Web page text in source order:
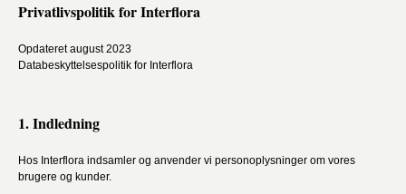
Privatlivspolitik for Interflora
Opdateret august 2023
Databeskyttelsespolitik for Interflora
1. Indledning
Hos Interflora indsamler og anvender vi personoplysninger om vores
brugere og kunder.